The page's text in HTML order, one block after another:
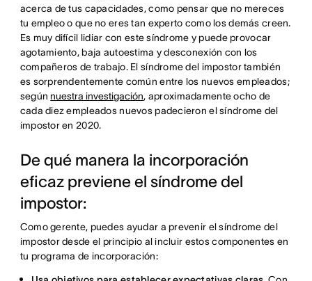
acerca de tus capacidades, como pensar que no mereces
tu empleo o que no eres tan experto como los demás creen.
Es muy difícil lidiar con este síndrome y puede provocar
agotamiento, baja autoestima y desconexión con los
compañeros de trabajo. El síndrome del impostor también
es sorprendentemente común entre los nuevos empleados;
segúnnuestra investigación, aproximadamente ocho de
cada diez empleados nuevos padecieron el síndrome del
impostor en 2020.
De qué manera la incorporación
eficaz previene el síndrome del
impostor:
Como gerente, puedes ayudar a prevenir el síndrome del
impostor desde el principio al incluir estos componentes en
tu programa de incorporación: